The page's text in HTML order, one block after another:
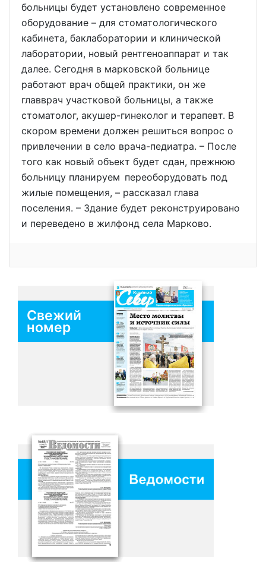
больницы будет установлено современное
оборудование – для стоматологического
кабинета, баклаборатории и клинической
лаборатории, новый рентгеноаппарат и так
далее. Сегодня в марковской больнице
работают врач общей практики, он же
главврач участковой больницы, а также
стоматолог, акушер-гинеколог и терапевт. В
скором времени должен решиться вопрос о
привлечении в село врача-педиатра. – После
того как новый объект будет сдан, прежнюю
больницу планируем переоборудовать под
жилые помещения, – рассказал глава
поселения. – Здание будет реконструировано
и переведено в жилфонд села Марково.
Свежий
номер